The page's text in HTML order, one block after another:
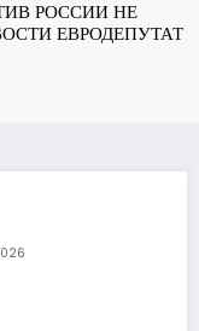
РОССИИ НЕ
ЕВРОДЕПУТАТ